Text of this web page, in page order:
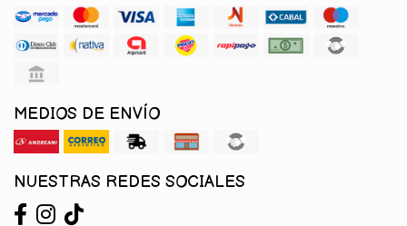
MEDIOS DE ENVÍO
NUESTRAS REDES SOCIALES